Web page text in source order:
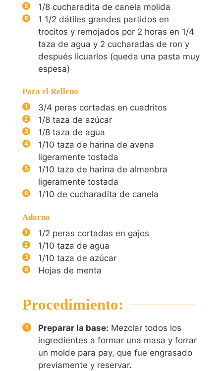
1/8 cucharadita de canela molida
1 1/2 dátiles grandes partidos en
trocitos y remojados por 2 horas en 1/4
taza de agua y 2 cucharadas de ron y
después licuarlos (queda una pasta muy
espesa)
Para el Relleno
3/4 peras cortadas en cuadritos
1/8 taza de azúcar
1/8 taza de agua
1/10 taza de harina de avena
ligeramente tostada
1/10 taza de harina de almenbra
ligeramente tostada
1/10 de cucharadita de canela
Adorno
1/2 peras cortadas en gajos
1/10 taza de agua
1/10 taza de azúcar
Hojas de menta
Procedimiento:
Preparar la base: Mezclar todos los
ingredientes a formar una masa y forrar
un molde para pay, que fue engrasado
previamente y reservar.